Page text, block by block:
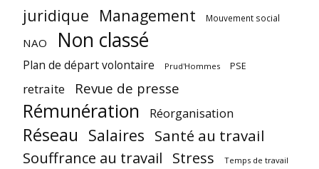
juridique Management Mouvement social
NAO Non classé
Plan de départ volontaire Prud'Hommes PSE
retraite Revue de presse
Rémunération Réorganisation
Réseau Salaires Santé au travail
Souffrance au travail Stress Temps de travail